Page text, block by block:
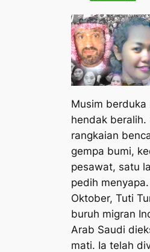
Musim berduka
hendak beralih.
rangkaian
gempa bumi,
pesawat, satu
pedih
Oktober, Tuti
buruh migran
Arab Saudi
mati. Ia telah